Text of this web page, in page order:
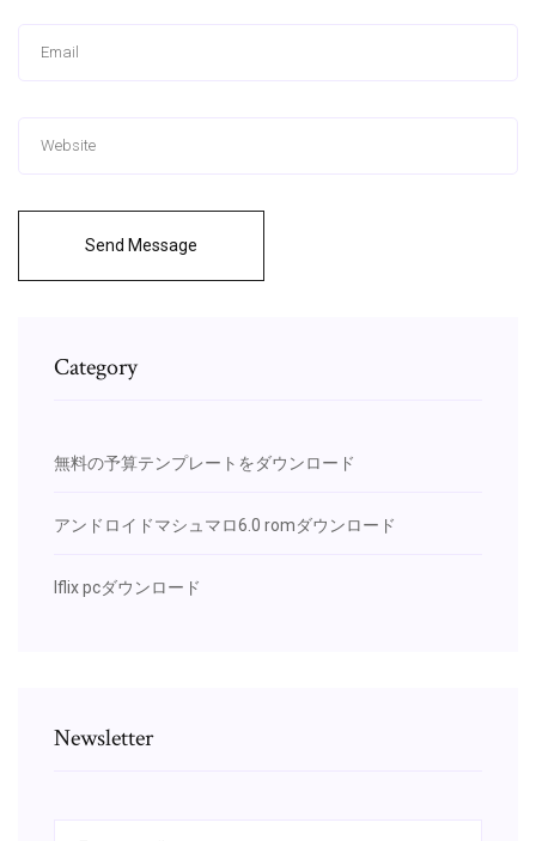
Send Message
Category
無料の予算テンプレートをダウンロード
アンドロイドマシュマロ6.0 romダウンロード
Iflix pcダウンロード
Newsletter